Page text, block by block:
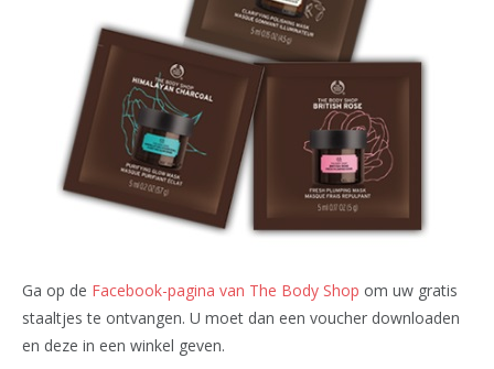
Ga op de Facebook-pagina van The Body Shop om uw gratis
staaltjes te ontvangen. U moet dan een voucher downloaden
en deze in een winkel geven.